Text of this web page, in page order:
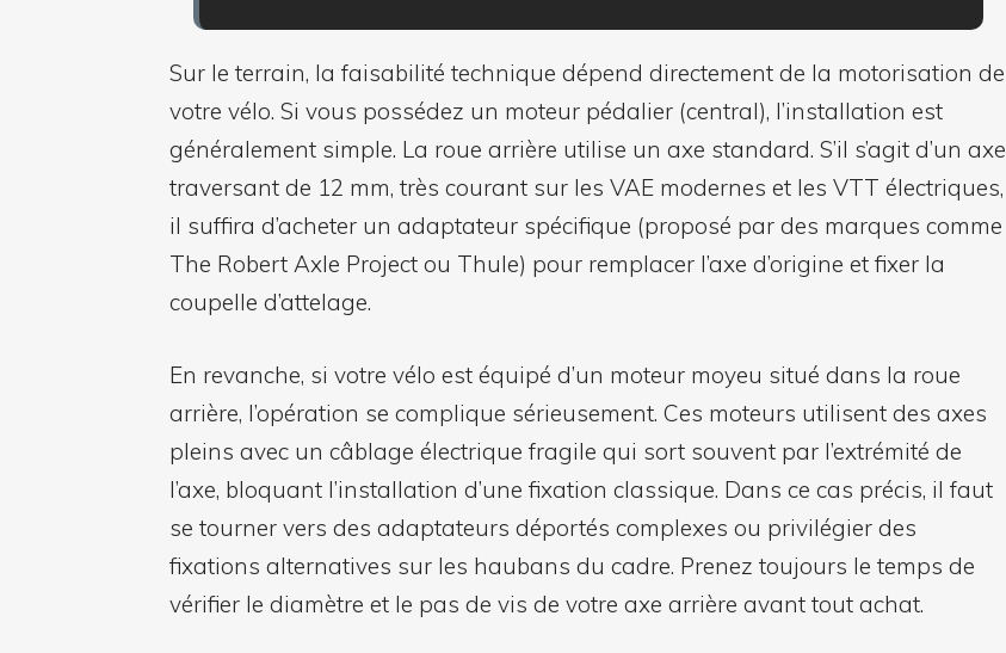
Sur le terrain, la faisabilité technique dépend directement de la motorisation de
votre vélo. Si vous possédez un moteur pédalier (central), l’installation est
généralement simple. La roue arrière utilise un axe standard. S’il s’agit d’un axe
traversant de 12 mm, très courant sur les VAE modernes et les VTT électriques,
il suffira d’acheter un adaptateur spécifique (proposé par des marques comme
The Robert Axle Project ou Thule) pour remplacer l’axe d’origine et fixer la
coupelle d’attelage.
En revanche, si votre vélo est équipé d’un moteur moyeu situé dans la roue
arrière, l’opération se complique sérieusement. Ces moteurs utilisent des axes
pleins avec un câblage électrique fragile qui sort souvent par l’extrémité de
l’axe, bloquant l’installation d’une fixation classique. Dans ce cas précis, il faut
se tourner vers des adaptateurs déportés complexes ou privilégier des
fixations alternatives sur les haubans du cadre. Prenez toujours le temps de
vérifier le diamètre et le pas de vis de votre axe arrière avant tout achat.